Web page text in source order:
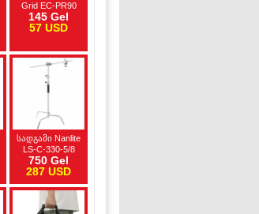
Grid EC-PR90
145 Gel
57 USD
სადგამი Nanlite
LS-C-330-5/8
750 Gel
287 USD